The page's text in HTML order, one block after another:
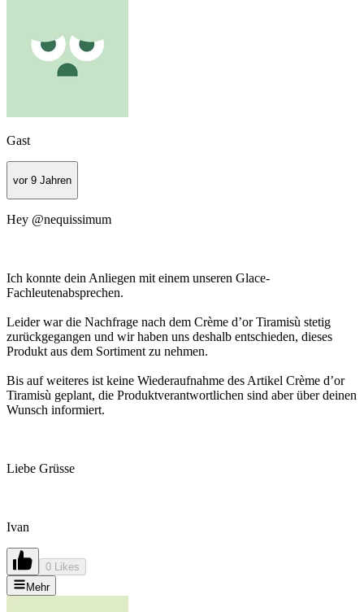
Gast
vor 9 Jahren
Hey @nequissimum
Ich konnte dein Anliegen mit einem unseren Glace-
Fachleutenabsprechen.
Leider war die Nachfrage nach dem Crème d’or Tiramisù stetig
zurückgegangen und wir haben uns deshalb entschieden, dieses
Produkt aus dem Sortiment zu nehmen.
Bis auf weiteres ist keine Wiederaufnahme des Artikel Crème d’or
Tiramisù geplant, die Produktverantwortlichen sind aber über deinen
Wunsch informiert.
Liebe Grüsse
Ivan
0 Likes
Mehr